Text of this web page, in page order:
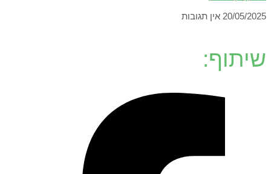
20/05/2025 אין תגובות
שיתוף: